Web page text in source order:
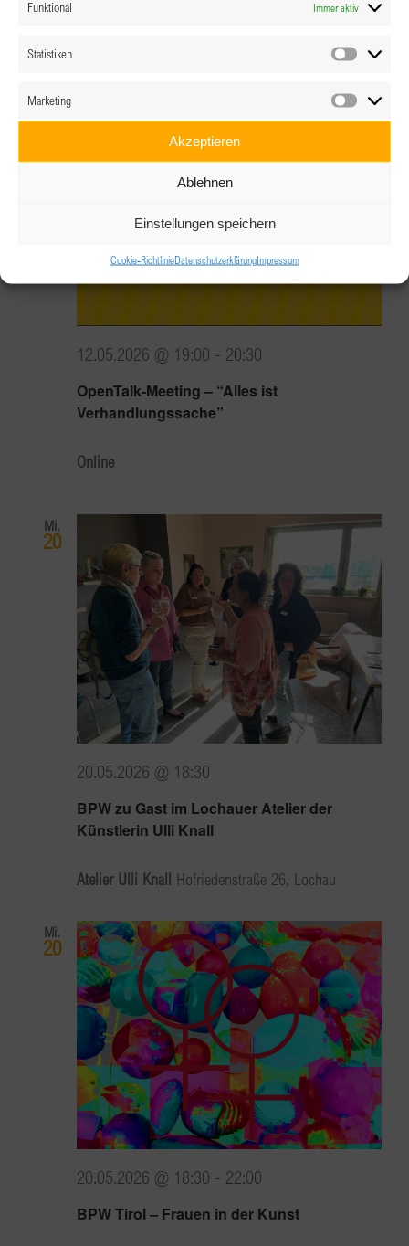
Funktional Immer aktiv
Statistiken
Marketing
Akzeptieren
Ablehnen
Einstellungen speichern
Cookie-RichtlinieDatenschutzerklärungImpressum
Di.
12
OpenTalk-Meeting – “Alles ist
Verhandlungssache”
12.05.2026 @ 19:00 - 20:30
Online
Mi.
20
BPW zu Gast im Lochauer Atelier der
Künstlerin Ulli Knall
20.05.2026 @ 18:30
Atelier Ulli Knall Hofriedenstraße 26, Lochau
Mi.
20
BPW Tirol – Frauen in der Kunst
20.05.2026 @ 18:30 - 22:00